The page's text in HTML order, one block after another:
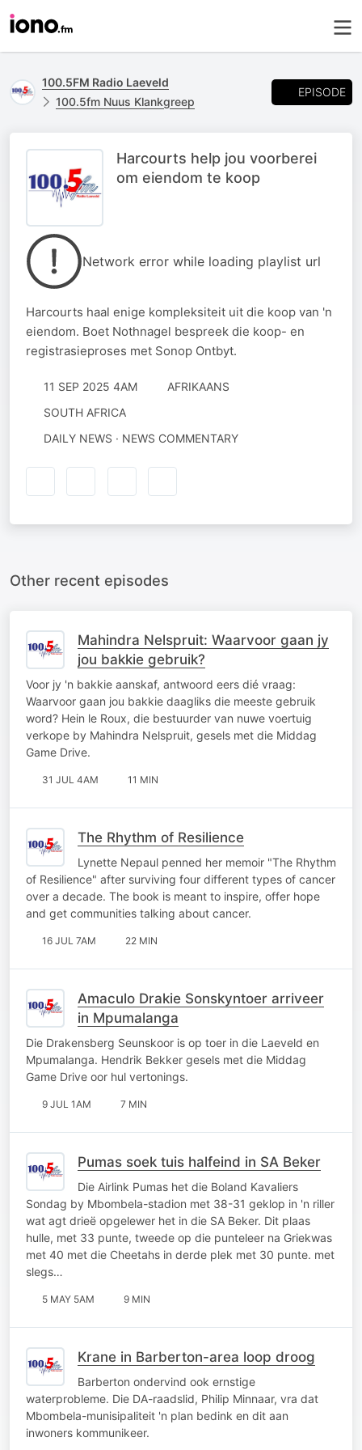
100.5FM Radio Laeveld
100.5fm Nuus Klankgreep
EPISODE
Harcourts help jou voorberei
om eiendom te koop
Network error while loading playlist url
Harcourts haal enige kompleksiteit uit die koop van 'n
eiendom. Boet Nothnagel bespreek die koop- en
registrasieproses met Sonop Ontbyt.
11 SEP 2025 4AM
AFRIKAANS
SOUTH AFRICA
DAILY NEWS · NEWS COMMENTARY
Other recent episodes
Mahindra Nelspruit: Waarvoor gaan jy
jou bakkie gebruik?
Voor jy 'n bakkie aanskaf, antwoord eers dié vraag:
Waarvoor gaan jou bakkie daagliks die meeste gebruik
word? Hein le Roux, die bestuurder van nuwe voertuig
verkope by Mahindra Nelspruit, gesels met die Middag
Game Drive.
31 JUL 4AM 11 MIN
The Rhythm of Resilience
Lynette Nepaul penned her memoir "The Rhythm
of Resilience" after surviving four different types of cancer
over a decade. The book is meant to inspire, offer hope
and get communities talking about cancer.
16 JUL 7AM 22 MIN
Amaculo Drakie Sonskyntoer arriveer
in Mpumalanga
Die Drakensberg Seunskoor is op toer in die Laeveld en
Mpumalanga. Hendrik Bekker gesels met die Middag
Game Drive oor hul vertonings.
9 JUL 1AM 7 MIN
Pumas soek tuis halfeind in SA Beker
Die Airlink Pumas het die Boland Kavaliers
Sondag by Mbombela-stadion met 38-31 geklop in 'n riller
wat agt drieë opgelewer het in die SA Beker. Dit plaas
hulle, met 33 punte, tweede op die punteleer na Griekwas
met 40 met die Cheetahs in derde plek met 30 punte. met
slegs…
5 MAY 5AM 9 MIN
Krane in Barberton-area loop droog
Barberton ondervind ook ernstige
waterprobleme. Die DA-raadslid, Philip Minnaar, vra dat
Mbombela-munisipaliteit 'n plan bedink en dit aan
inwoners kommunikeer.